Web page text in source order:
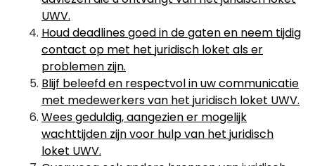
UWV.
Houd deadlines goed in de gaten en neem tijdig
contact op met het juridisch loket als er
problemen zijn.
Blijf beleefd en respectvol in uw communicatie
met medewerkers van het juridisch loket UWV.
Wees geduldig, aangezien er mogelijk
wachttijden zijn voor hulp van het juridisch
loket UWV.